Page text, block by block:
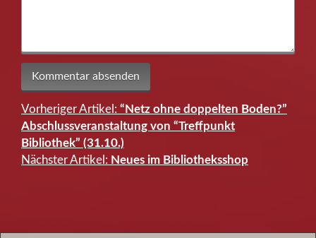
Beitragsnavigation
Vorheriger Artikel: “Netz ohne doppelten Boden?”
Abschlussveranstaltung von “Treffpunkt
Bibliothek” (31.10.)
Nächster Artikel: Neues im Bibliotheksshop